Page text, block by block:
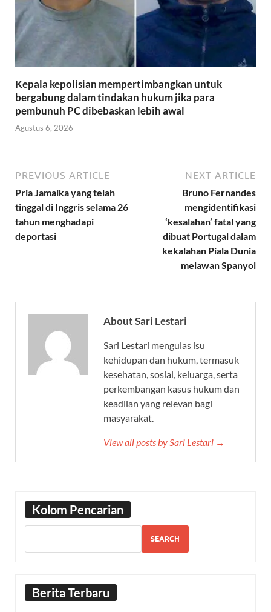
Kepala kepolisian mempertimbangkan untuk
bergabung dalam tindakan hukum jika para
pembunuh PC dibebaskan lebih awal
Agustus 6, 2026
PREVIOUS ARTICLE
Pria Jamaika yang telah
tinggal di Inggris selama 26
tahun menghadapi
deportasi
NEXT ARTICLE
Bruno Fernandes
mengidentifikasi
‘kesalahan’ fatal yang
dibuat Portugal dalam
kekalahan Piala Dunia
melawan Spanyol
About Sari Lestari
Sari Lestari mengulas isu
kehidupan dan hukum, termasuk
kesehatan, sosial, keluarga, serta
perkembangan kasus hukum dan
keadilan yang relevan bagi
masyarakat.
View all posts by Sari Lestari →
Kolom Pencarian
SEARCH
Berita Terbaru